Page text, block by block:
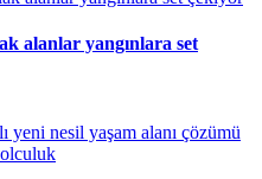
alanlar yangınlara set